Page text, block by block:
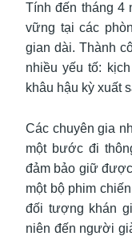
Tính đến tháng 4
vững tại các
gian dài. Thành
nhiều yếu tố:
khâu hậu kỳ xuất
Các chuyên gia
một bước đi
đảm bảo giữ
một bộ phim
đối tượng khán
niên đến người